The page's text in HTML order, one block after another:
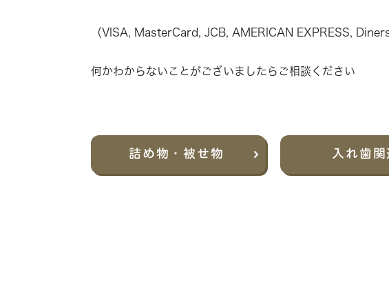
（VISA, MasterCard, JCB, AMERICAN EXPRESS,
何かわからないことがございましたらご相談ください
詰め物・被せ物 入れ歯 関